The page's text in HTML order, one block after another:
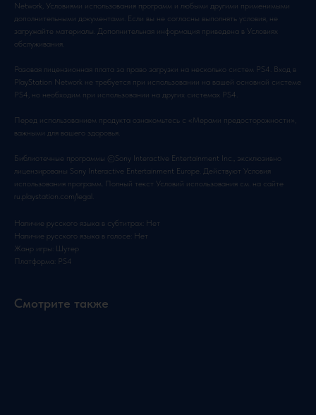
Network, Условиями использования программ и любыми другими применимыми
дополнительными документами. Если вы не согласны выполнять условия, не
загружайте материалы. Дополнительная информация приведена в Условиях
обслуживания.
Разовая лицензионная плата за право загрузки на несколько систем PS4. Вход в
PlayStation Network не требуется при использовании на вашей основной системе
PS4, но необходим при использовании на других системах PS4.
Перед использованием продукта ознакомьтесь с «Мерами предосторожности»,
важными для вашего здоровья.
Библиотечные программы ©Sony Interactive Entertainment Inc., эксклюзивно
лицензированы Sony Interactive Entertainment Europe. Действуют Условия
использования программ. Полный текст Условий использования см. на сайте
ru.playstation.com/legal.
Наличие русского языка в субтитрах: Нет
Наличие русского языка в голосе: Нет
Жанр игры: Шутер
Платформа: PS4
Смотрите также